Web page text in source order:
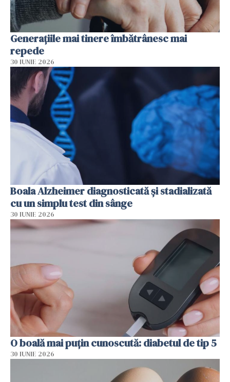
Generațiile mai tinere îmbătrânesc mai
repede
30 IUNIE 2026
Boala Alzheimer diagnosticată și stadializată
cu un simplu test din sânge
30 IUNIE 2026
O boală mai puțin cunoscută: diabetul de tip 5
30 IUNIE 2026